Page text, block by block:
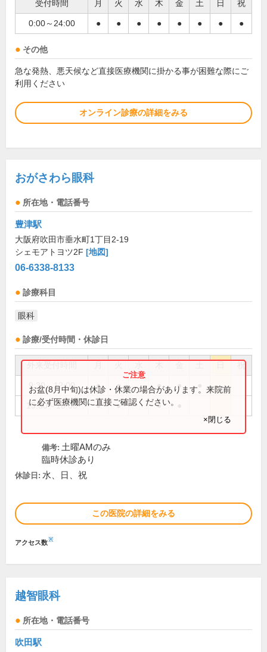
受付時間 月 火 水 木 金 土 日 祝
0:00～24:00 ● ● ● ● ● ● ● ●
その他
急な発熱、悪天候など直接医療機関に掛かる事が困難な際にご
利用ください
オンライン診療の詳細をみる
おがさわら眼科
所在地・電話番号
豊津駅
大阪府吹田市垂水町1丁目2-19
シェモアトヨツ2F [地図]
06-6338-8133
診療科目
眼科
診療/受付時間・休診日
祝
9:30～12:00 ● ● ● ●
15:30～18:00 ● ● ●
お盆(8月中旬)は休診・休業の場合があります。来院前
に必ず医療機関に直接ご確認ください。
×閉じる
備考: 土曜AMのみ
臨時休診あり
休診日: 水、日、祝
この医院の詳細をみる
アクセス数※
越智眼科
所在地・電話番号
吹田駅